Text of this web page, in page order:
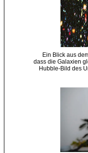
Ein Blick aus
dass die Galaxien
Hubble-Bild des